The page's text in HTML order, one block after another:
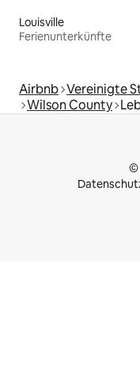
Louisville
Ferienunterkünfte
Airbnb Vereinigte
Wilson County
©